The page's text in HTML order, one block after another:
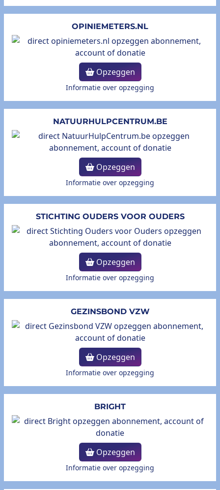
OPINIEMETERS.NL
Opzeggen
Informatie over opzegging
NATUURHULPCENTRUM.BE
Opzeggen
Informatie over opzegging
STICHTING OUDERS VOOR OUDERS
Opzeggen
Informatie over opzegging
GEZINSBOND VZW
Opzeggen
Informatie over opzegging
BRIGHT
Opzeggen
Informatie over opzegging